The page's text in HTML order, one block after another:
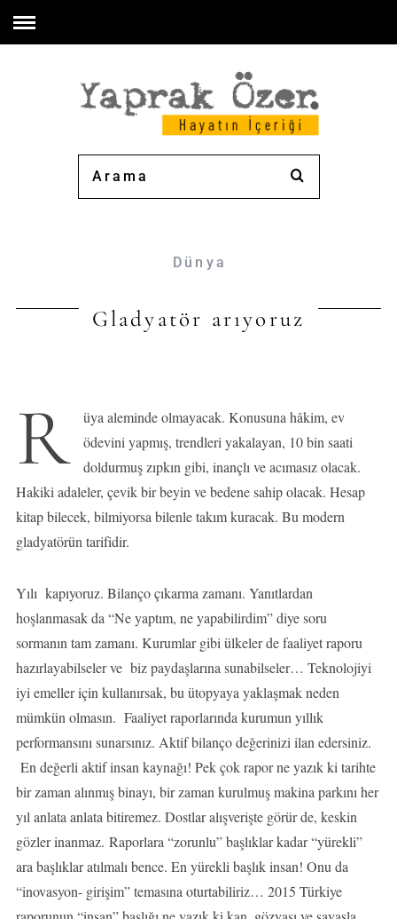
Dünya
Gladyatör arıyoruz
R
üya aleminde olmayacak. Konusuna hâkim, ev
ödevini yapmış, trendleri yakalayan, 10 bin saati
doldurmuş zıpkın gibi, inançlı ve acımasız olacak.
Hakiki adaleler, çevik bir beyin ve bedene sahip olacak. Hesap
kitap bilecek, bilmiyorsa bilenle takım kuracak. Bu modern
gladyatörün tarifidir.
Yılı kapıyoruz. Bilanço çıkarma zamanı. Yanıtlardan
hoşlanmasak da “Ne yaptım, ne yapabilirdim” diye soru
sormanın tam zamanı. Kurumlar gibi ülkeler de faaliyet raporu
hazırlayabilseler ve biz paydaşlarına sunabilseler… Teknolojiyi
iyi emeller için kullanırsak, bu ütopyaya yaklaşmak neden
mümkün olmasın. Faaliyet raporlarında kurumun yıllık
performansını sunarsınız. Aktif bilanço değerinizi ilan edersiniz.
En değerli aktif insan kaynağı! Pek çok rapor ne yazık ki tarihte
bir zaman alınmış binayı, bir zaman kurulmuş makina parkını her
yıl anlata anlata bitiremez. Dostlar alışverişte görür de, keskin
gözler inanmaz. Raporlara “zorunlu” başlıklar kadar “yürekli”
ara başlıklar atılmalı bence. En yürekli başlık insan! Onu da
“inovasyon- girişim” temasına oturtabiliriz… 2015 Türkiye